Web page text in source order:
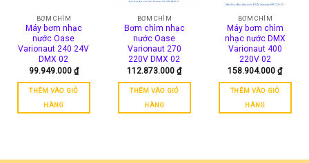
BƠM CHÌM
Máy bơm nhạc
nước Oase
Varionaut 240 24V
DMX 02
99.949.000 ₫
THÊM VÀO GIỎ
HÀNG
BƠM CHÌM
Bơm chìm nhạc
nước Oase
Varionaut 270
220V DMX 02
112.873.000₫
THÊM VÀO GIỎ
HÀNG
BƠM CHÌM
Máy bơm chìm
nhạc nước DMX
Varionaut 400
220V 02
158.904.000₫
THÊM VÀO GIỎ
HÀNG